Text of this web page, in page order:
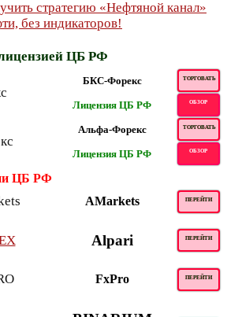
ЦБ РФ
БКС-Форекс ТОРГОВАТЬ
Лицензия ЦБ РФ ОБЗОР
Альфа-Форекс ТОРГОВАТЬ
Лицензия ЦБ РФ ОБЗОР
ЦБ РФ
AMarkets
ПЕРЕЙТИ
Alpari ПЕРЕЙТИ
FxPro ПЕРЕЙТИ